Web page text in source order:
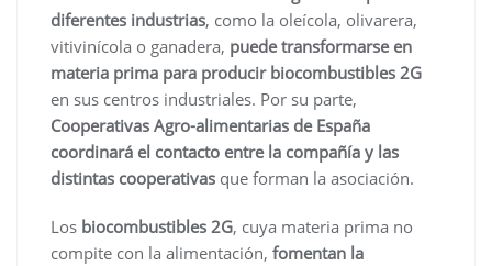
diferentes industrias, como la oleícola, olivarera,
vitivinícola o ganadera, puede transformarse en
materia prima para producir biocombustibles 2G
en sus centros industriales. Por su parte,
Cooperativas Agro-alimentarias de España
coordinará el contacto entre la compañía y las
distintas cooperativas que forman la asociación.
Los biocombustibles 2G, cuya materia prima no
compite con la alimentación, fomentan la